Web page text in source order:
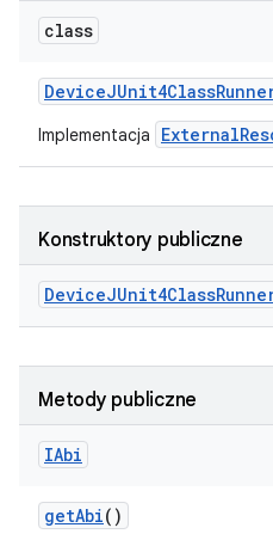
class
DeviceJUnit4Class
Implementacja
Konstruktory publiczne
DeviceJUnit4Class
Metody publiczne
IAbi
getAbi()